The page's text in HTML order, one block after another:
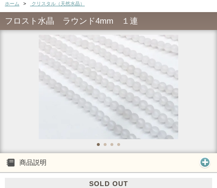
ホーム
> クリスタル（天然水晶）
フロスト水晶 ラウンド4mm １連
商品説明
SOLD OUT